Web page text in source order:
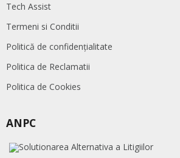
Tech Assist
Termeni si Conditii
Politică de confidențialitate
Politica de Reclamatii
Politica de Cookies
ANPC